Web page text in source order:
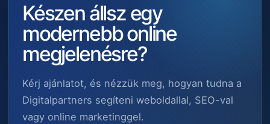
Készen állsz egy
modernebb online
megjelenésre?
Kérj ajánlatot, és nézzük meg, hogyan tudna a
Digitalpartners segíteni weboldallal, SEO-val
vagy online marketinggel.